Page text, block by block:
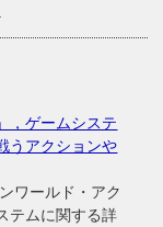
，ゲームシステ
うアクションや
ワールド・アク
テムに関する詳